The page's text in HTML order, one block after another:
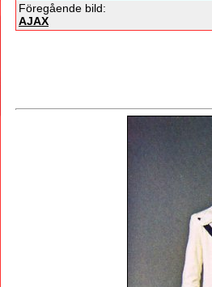
Föregående bild:
AJAX